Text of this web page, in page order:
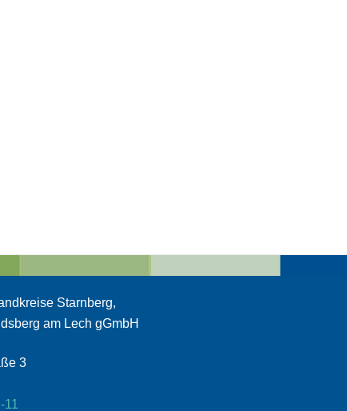
Starnberg,
am Lech gGmbH
3